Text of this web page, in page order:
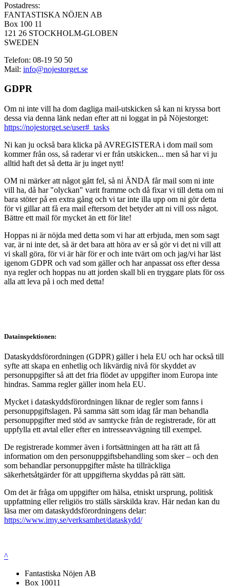
Postadress:
FANTASTISKA NÖJEN AB
Box 100 11
121 26 STOCKHOLM-GLOBEN
SWEDEN
Telefon: 08-19 50 50
Mail: info@nojestorget.se
GDPR
Om ni inte vill ha dom dagliga mail-utskicken så kan ni kryssa bort
dessa via denna länk nedan efter att ni loggat in på Nöjestorget:
https://nojestorget.se/user#_tasks
Ni kan ju också bara klicka på AVREGISTERA i dom mail som
kommer från oss, så raderar vi er från utskicken... men så har vi ju
alltid haft det så detta är ju inget nytt!
OM ni märker att något gått fel, så ni ÄNDÅ får mail som ni inte
vill ha, då har "olyckan" varit framme och då fixar vi till detta om ni
bara stöter på en extra gång och vi tar inte illa upp om ni gör detta
för vi gillar att få era mail eftersom det betyder att ni vill oss något.
Bättre ett mail för mycket än ett för lite!
Hoppas ni är nöjda med detta som vi har att erbjuda, men som sagt
var, är ni inte det, så är det bara att höra av er så gör vi det ni vill att
vi skall göra, för vi är här för er och inte tvärt om och jag/vi har läst
igenom GDPR och vad som gäller och har anpassat oss efter dessa
nya regler och hoppas nu att jorden skall bli en tryggare plats för oss
alla att leva på i och med detta!
Datainspektionen:
Dataskyddsförordningen (GDPR) gäller i hela EU och har också till
syfte att skapa en enhetlig och likvärdig nivå för skyddet av
personuppgifter så att det fria flödet av uppgifter inom Europa inte
hindras. Samma regler gäller inom hela EU.
Mycket i dataskyddsförordningen liknar de regler som fanns i
personuppgiftslagen. På samma sätt som idag får man behandla
personuppgifter med stöd av samtycke från de registrerade, för att
uppfylla ett avtal eller efter en intresseavvägning till exempel.
De registrerade kommer även i fortsättningen att ha rätt att få
information om den personuppgiftsbehandling som sker – och den
som behandlar personuppgifter måste ha tillräckliga
säkerhetsåtgärder för att uppgifterna skyddas på rätt sätt.
Om det är fråga om uppgifter om hälsa, etniskt ursprung, politisk
uppfattning eller religiös tro ställs särskilda krav. Här nedan kan du
läsa mer om dataskyddsförordningens delar:
https://www.imy.se/verksamhet/dataskydd/
^
Fantastiska Nöjen AB
Box 10011